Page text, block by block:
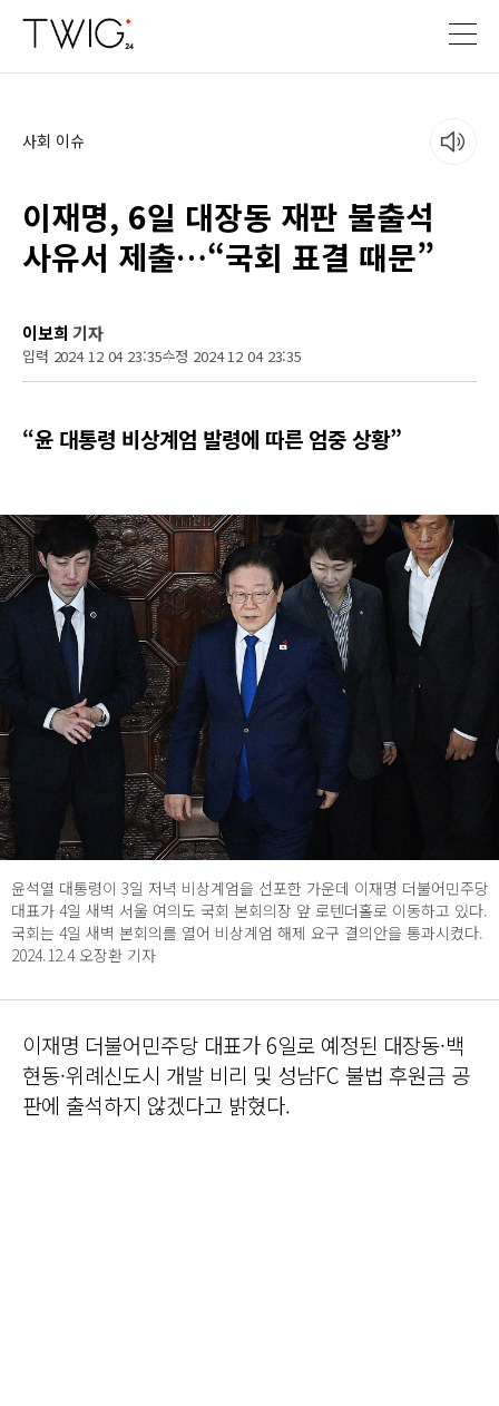
사회 이슈
이재명, 6일 대장동 재판 불출석
사유서 제출…“국회 표결 때문”
이보희 기자
입력 2024 12 04 23:35수정 2024 12 04 23:35
“윤 대통령 비상계엄 발령에 따른 엄중 상황”
윤석열 대통령이 3일 저녁 비상계엄을 선포한 가운데 이재명 더불어민주당
대표가 4일 새벽 서울 여의도 국회 본회의장 앞 로텐더홀로 이동하고 있다.
국회는 4일 새벽 본회의를 열어 비상계엄 해제 요구 결의안을 통과시켰다.
2024.12.4 오장환 기자
이재명 더불어민주당 대표가 6일로 예정된 대장동·백
현동·위례신도시 개발 비리 및 성남FC 불법 후원금 공
판에 출석하지 않겠다고 밝혔다.